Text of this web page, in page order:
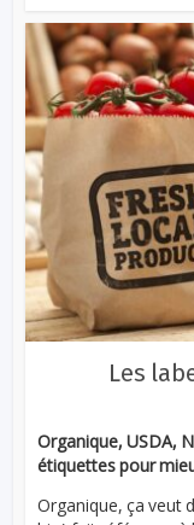
Les
Organique, USDA,
étiquettes pour
Organique, ça veut